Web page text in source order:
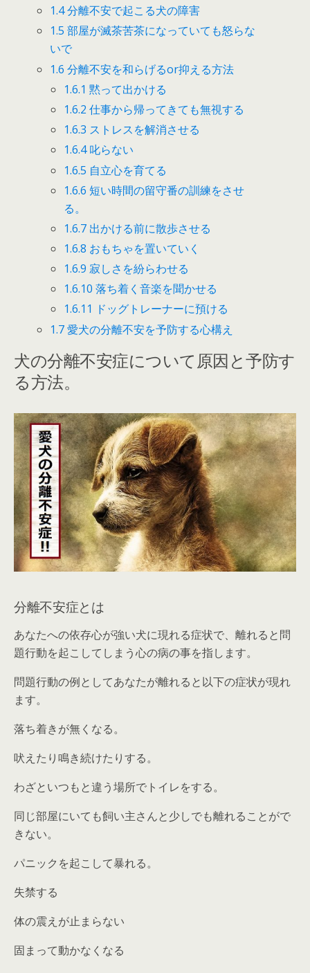
1.4分離不安で起こる犬の障害
1.5 部屋が滅茶苦茶になっていても怒らな
いで
1.6 分離不安を和らげるor抑える方法
1.6.1 黙って出かける
1.6.2 仕事から帰ってきても無視する
1.6.3 ストレスを解消させる
1.6.4叱らない
1.6.5 自立心を育てる
1.6.6 短い時間の留守番の訓練をさせ
る。
1.6.7 出かける前に散歩させる
1.6.8 おもちゃを置いていく
1.6.9 寂しさを紛らわせる
1.6.10 落ち着く音楽を聞かせる
1.6.11 ドッグトレーナーに預ける
1.7愛犬の分離不安を予防する心構え
犬の分離不安症について原因と予防す
る方法。
分離不安症とは
あなたへの依存心が強い犬に現れる症状で、離れると問
題行動を起こしてしまう心の病の事を指します。
問題行動の例としてあなたが離れると以下の症状が現れ
ます。
落ち着きが無くなる。
吠えたり鳴き続けたりする。
わざといつもと違う場所でトイレをする。
同じ部屋にいても飼い主さんと少しでも離れることがで
きない。
パニックを起こして暴れる。
失禁する
体の震えが止まらない
固まって動かなくなる